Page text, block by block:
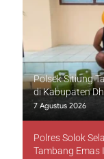
Polsek Sitiung
di Kabupaten
7 Agustus 2026
Polres Solok
Tambang Emas